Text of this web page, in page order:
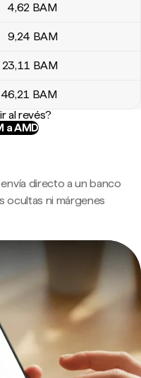
4,62 BAM
9,24 BAM
23,11 BAM
46,21 BAM
al revés?
a AMD
directo a un banco
ocultas ni márgenes